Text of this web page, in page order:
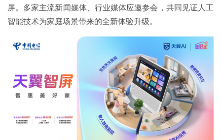
屏。多家主流新闻媒体、行业媒体应邀参会，共同见证人工
智能技术为家庭场景带来的全新体验升级。